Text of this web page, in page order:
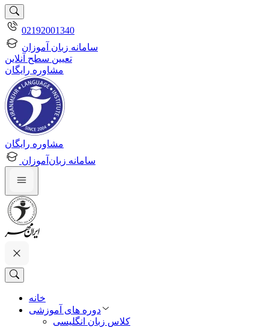
02192001340
سامانه زبان آموزان
تعیین سطح آنلاین
مشاوره رایگان
مشاوره رایگان
سامانه زبان‌آموزان
خانه
دوره های آموزشی
کلاس زبان انگلیسی